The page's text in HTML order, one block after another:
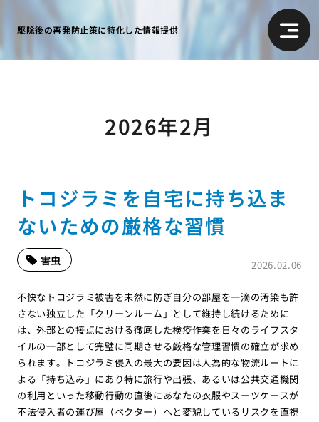
駆除後の再発防止策に特化した情報提供
2026年2月
トコジラミを自宅に持ち込ま
ないための厳格な習慣
2026.02.06
害虫
不快なトコジラミ被害を未然に防ぎ自分の部屋を一滴の汚染も許
さない独立した「クリーンルーム」として維持し続けるために
は、外部との接点における徹底した検疫作業を日々のライフスタ
イルの一部として完璧に同期させる厳格な管理習慣の確立が求め
られます。トコジラミ侵入の最大の要因は人為的な物流ルートに
よる「持ち込み」にあり特に旅行や出張、あるいは公共交通機関
の利用といった移動行動の直後にあなたの衣服やスーツケースが
不法侵入者の運び屋（ベクター）へと変貌しているリスクを直視